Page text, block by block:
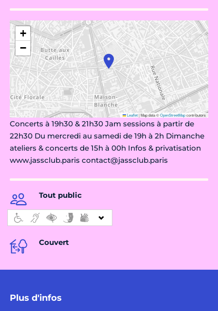
+
−
Leaflet|Map data ©OpenStreetMapcontributors
Concerts à 19h30 & 21h30 Jam sessions à partir de
22h30 Du mercredi au samedi de 19h à 2h Dimanche
ateliers & concerts de 15h à 00h Infos & privatisation
www.jassclub.paris contact@jassclub.paris
Tout public
Couvert
Plus d'infos